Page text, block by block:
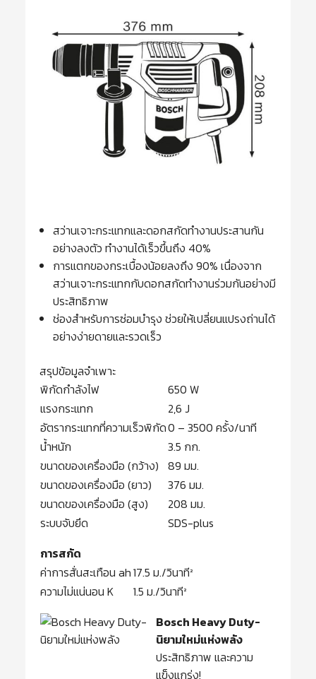
สว่านเจาะกระแทกและดอกสกัดทำงานประสานกัน
อย่างลงตัว ทำงานได้เร็วขึ้นถึง 40%
การแตกของกระเบื้องน้อยลงถึง 90% เนื่องจาก
สว่านเจาะกระแทกกับดอกสกัดทำงานร่วมกันอย่างมี
ประสิทธิภาพ
ช่องสำหรับการซ่อมบำรุง ช่วยให้เปลี่ยนแปรงถ่านได้
อย่างง่ายดายและรวดเร็ว
สรุปข้อมูลจำเพาะ
พิกัดกำลังไฟ
650 W
แรงกระแทก
2,6 J
อัตรากระแทกที่ความเร็วพิกัด0 – 3500 ครั้ง/นาที
น้ำหนัก
3.5 กก.
ขนาดของเครื่องมือ (กว้าง) 89 มม.
ขนาดของเครื่องมือ (ยาว)
376 มม.
ขนาดของเครื่องมือ (สูง)
208 มม.
ระบบจับยึด
SDS-plus
การสกัด
ค่าการสั่นสะเทือน ah17.5 ม./วินาที²
ความไม่แน่นอน K
1.5 ม./วินาที²
Bosch Heavy Duty-
นิยามใหม่แห่งพลัง
ประสิทธิภาพ และความ
แข็งแกร่ง!